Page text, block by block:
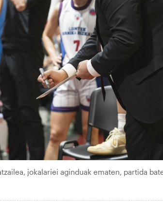
jokalariei aginduak ematen, partida